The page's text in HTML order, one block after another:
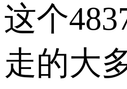
这个
走的大